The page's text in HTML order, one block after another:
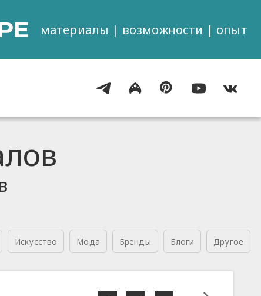
материалы | возможности | опыт
Искусство Мода Бренды Блоги Другое